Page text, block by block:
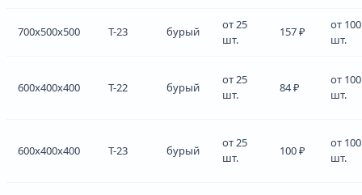
700x500x500 Т-23 бурый
от 25
шт.
157 ₽
от 100
шт.
600x400x400 Т-22 бурый
от 25
шт.
84 ₽
от 100
шт.
600x400x400 Т-23 бурый
от 25
шт.
100 ₽
от 100
шт.